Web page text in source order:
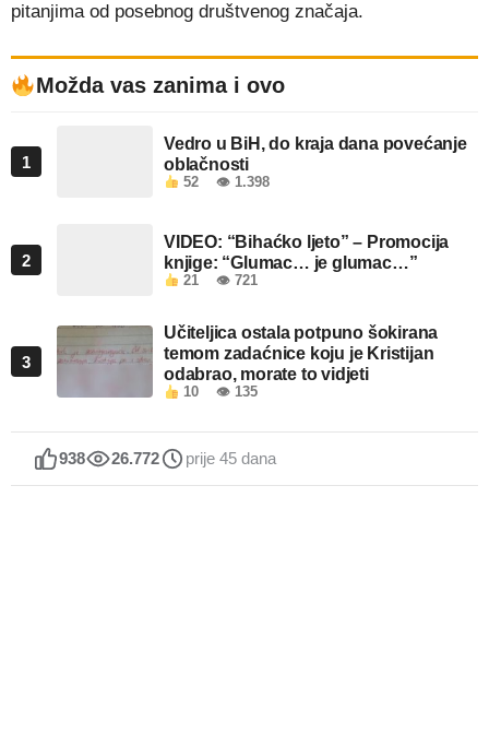
pitanjima od posebnog društvenog značaja.
Možda vas zanima i ovo
1
Vedro u BiH, do kraja dana povećanje
oblačnosti
52 👁 1.398
2
VIDEO: “Bihaćko ljeto” – Promocija
knjige: “Glumac… je glumac…”
21 👁 721
3
Učiteljica ostala potpuno šokirana
temom zadaćnice koju je Kristijan
odabrao, morate to vidjeti
10 👁 135
938 26.772 prije 45 dana